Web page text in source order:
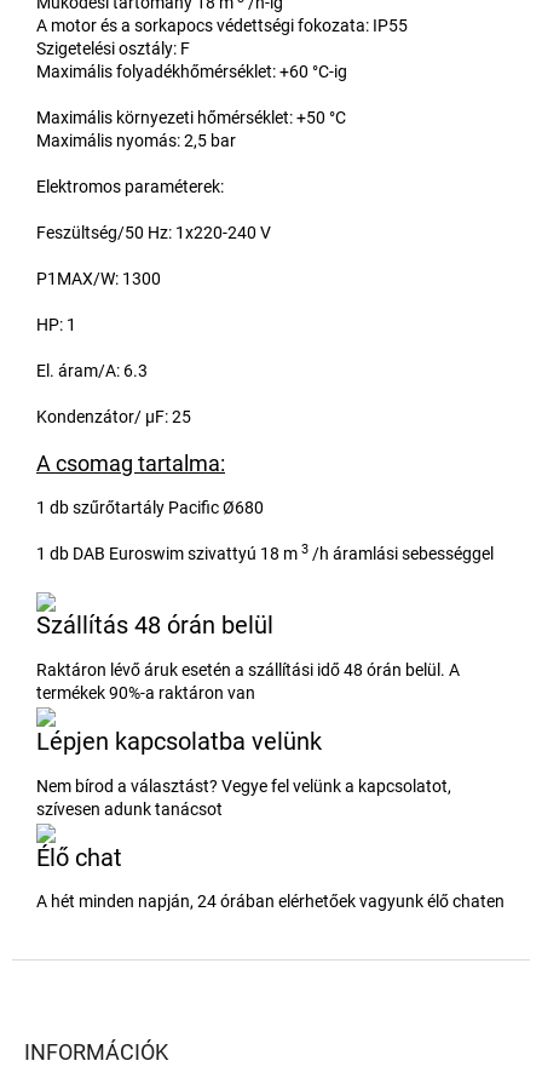
A motor és a sorkapocs védettségi fokozata: IP55
Szigetelési osztály: F
Maximális folyadékhőmérséklet: +60 °C-ig
Maximális környezeti hőmérséklet: +50 °C
Maximális nyomás: 2,5 bar
Elektromos paraméterek:
Feszültség/50 Hz: 1x220-240 V
P1MAX/W: 1300
HP: 1
El. áram/A: 6.3
Kondenzátor/ μF: 25
A csomag tartalma:
1 db szűrőtartály Pacific Ø680
1 db DAB Euroswim szivattyú 18 m 3 /h áramlási sebességgel
Szállítás 48 órán belül
Raktáron lévő áruk esetén a szállítási idő 48 órán belül. A
termékek 90%-a raktáron van
Lépjen kapcsolatba velünk
Nem bírod a választást? Vegye fel velünk a kapcsolatot,
szívesen adunk tanácsot
Élő chat
A hét minden napján, 24 órában elérhetőek vagyunk élő chaten
INFORMÁCIÓK